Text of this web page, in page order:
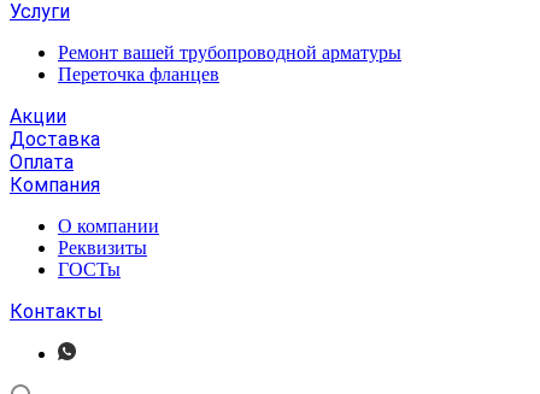
Услуги
Ремонт вашей трубопроводной арматуры
Переточка фланцев
Акции
Доставка
Оплата
Компания
О компании
Реквизиты
ГОСТы
Контакты